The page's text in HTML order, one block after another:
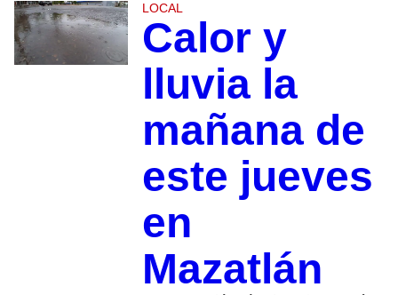
LOCAL
Calor y
lluvia la
mañana de
este jueves
en
Mazatlán